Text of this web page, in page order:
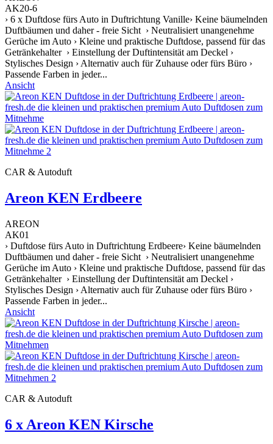
AK20-6
› 6 x Duftdose fürs Auto in Duftrichtung Vanille› Keine bäumelnden
Duftbäumen und daher - freie Sicht › Neutralisiert unangenehme
Gerüche im Auto › Kleine und praktische Duftdose, passend für das
Getränkehalter › Einstellung der Duftintensität am Deckel ›
Stylisches Design › Alternativ auch für Zuhause oder fürs Büro ›
Passende Farben in jeder...
Ansicht
CAR & Autoduft
Areon KEN Erdbeere
AREON
AK01
› Duftdose fürs Auto in Duftrichtung Erdbeere› Keine bäumelnden
Duftbäumen und daher - freie Sicht › Neutralisiert unangenehme
Gerüche im Auto › Kleine und praktische Duftdose, passend für das
Getränkehalter › Einstellung der Duftintensität am Deckel ›
Stylisches Design › Alternativ auch für Zuhause oder fürs Büro ›
Passende Farben in jeder...
Ansicht
CAR & Autoduft
6 x Areon KEN Kirsche